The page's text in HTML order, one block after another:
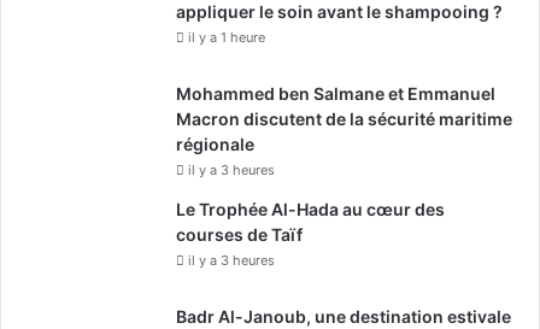
appliquer le soin avant le shampooing ?
il y a 1 heure
Mohammed ben Salmane et Emmanuel
Macron discutent de la sécurité maritime
régionale
il y a 3 heures
Le Trophée Al-Hada au cœur des
courses de Taïf
il y a 3 heures
Badr Al-Janoub, une destination estivale